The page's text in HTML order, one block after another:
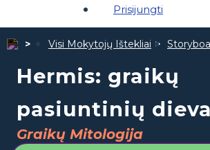
Prisijungti
Visi Mokytojų Ištekliai
Hermis: graikų
pasiuntinių
Graikų Mitologija